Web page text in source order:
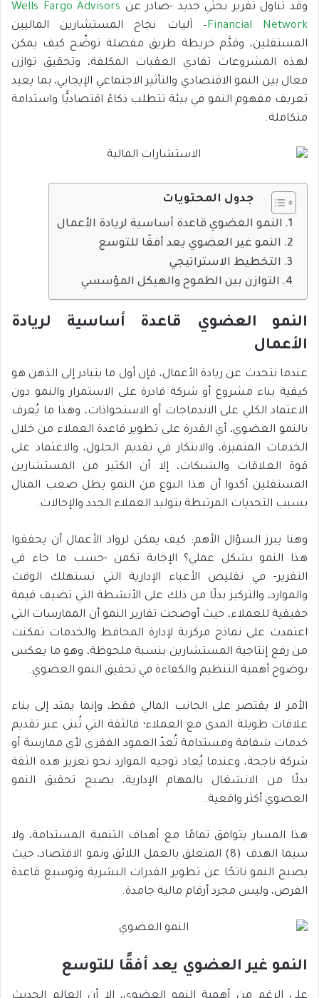
وقد تناول تقرير بحثي جديد -صادر عن Wells Fargo Advisors
Financial Network– آليات نجاح المستشارين الماليين
المستقلين، وقدَّم خريطة طريق مفصلة توضّح كيف يمكن
لهذه المشروعات تفادي العقبات المكلفة، وتحقيق توازن
فعال بين النمو الاقتصادي والتأثير الاجتماعي الإيجابي، بما يعيد
تعريف مفهوم النمو في بيئة تتطلب ذكاءً اقتصاديًّا واستدامة
متكاملة.
جدول المحتويات
النمو العضوي قاعدة أساسية لريادة الأعمال
النمو غير العضوي يعد أفقًا للتوسع
التخطيط الاستراتيجي
التوازن بين الطموح والهيكل المؤسسي
النمو العضوي قاعدة أساسية لريادة
الأعمال
عندما نتحدث عن ريادة الأعمال، فإن أول ما يتبادر إلى الذهن هو
كيفية بناء مشروع أو شركة قادرة على الاستمرار والنمو دون
الاعتماد الكلي على الاندماجات أو الاستحواذات، وهذا ما يُعرف
بالنمو العضوي، أي القدرة على تطوير قاعدة العملاء من خلال
الخدمات المتميزة، والابتكار في تقديم الحلول، والاعتماد على
قوة العلاقات والشبكات، إلا أن الكثير من المستشارين
المستقلين أكدوا أن هذا النوع من النمو يظل صعب المنال
بسبب التحديات المرتبطة بتوليد العملاء الجدد والإحالات.
وهنا يبرز السؤال الأهم: كيف يمكن لرواد الأعمال أن يحققوا
هذا النمو بشكل عملي؟ الإجابة تكمن -حسب ما جاء في
التقرير- في تقليص الأعباء الإدارية التي تستهلك الوقت
والموارد، والتركيز بدلًا من ذلك على الأنشطة التي تضيف قيمة
حقيقية للعملاء، حيث أوضحت تقارير النمو أن الممارسات التي
اعتمدت على نماذج مركزية لإدارة المحافظ والخدمات تمكنت
من رفع إنتاجية المستشارين بنسبة ملحوظة، وهو ما يعكس
بوضوح أهمية التنظيم والكفاءة في تحقيق النمو العضوي.
الأمر لا يقتصر على الجانب المالي فقط، وإنما يمتد إلى بناء
علاقات طويلة المدى مع العملاء؛ فالثقة التي تُبنى عبر تقديم
خدمات شفافة ومستدامة تُعدّ العمود الفقري لأي ممارسة أو
شركة ناجحة، وعندما يُعاد توجيه الموارد نحو تعزيز هذه الثقة
بدلًا من الانشغال بالمهام الإدارية، يصبح تحقيق النمو
العضوي أكثر واقعية.
هذا المسار يتوافق تمامًا مع أهداف التنمية المستدامة، ولا
سيما الهدف (8) المتعلق بالعمل اللائق ونمو الاقتصاد، حيث
يصبح النمو ناتجًا عن تطوير القدرات البشرية وتوسيع قاعدة
الفرص، وليس مجرد أرقام مالية جامدة.
النمو غير العضوي يعد أفقًا للتوسع